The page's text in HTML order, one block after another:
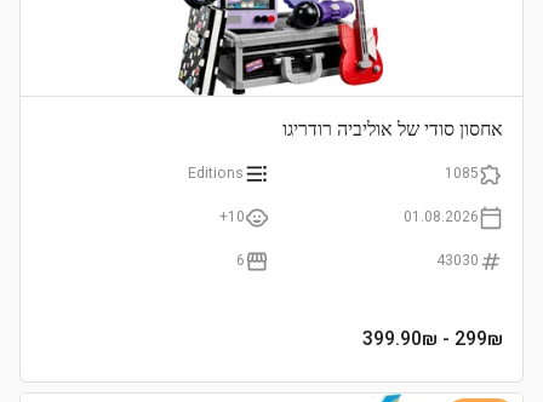
אחסון סודי של אוליביה רודריגו
1085
Editions
01.08.2026
10+
43030
6
299₪
- 399.90₪